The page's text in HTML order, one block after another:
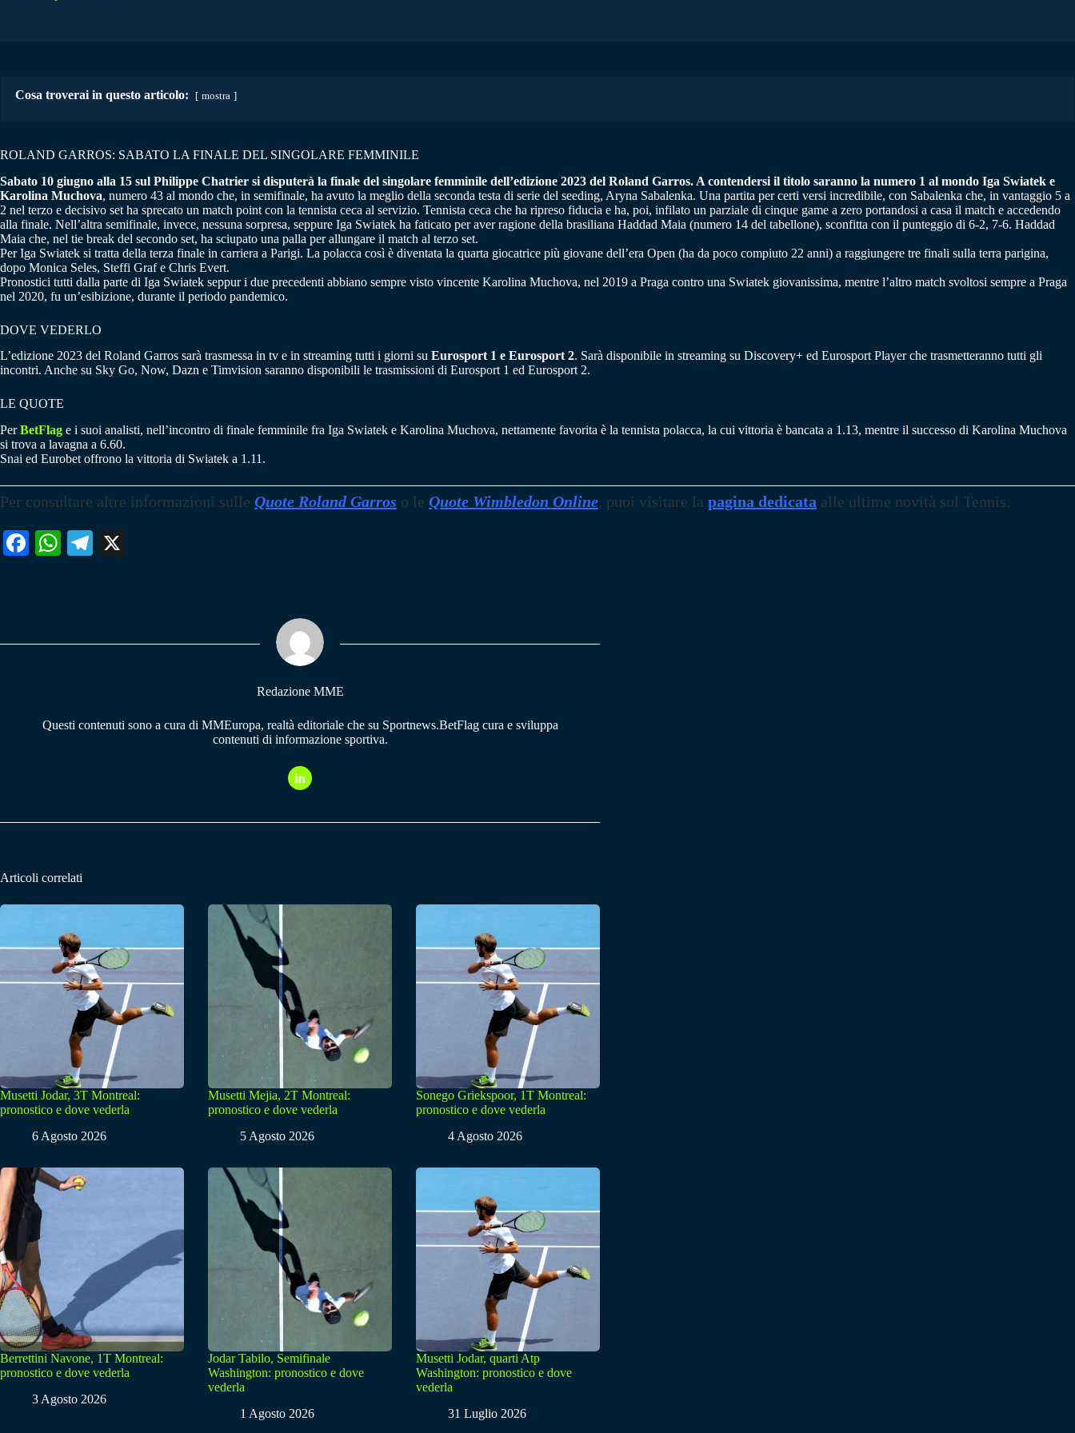
Cosa troverai in questo articolo: mostra
ROLAND GARROS: SABATO LA FINALE DEL SINGOLARE FEMMINILE
Sabato 10 giugno alla 15 sul Philippe Chatrier si disputerà la finale del singolare femminile dell’edizione 2023 del Roland Garros. A contendersi il titolo saranno la numero 1 al mondo Iga Swiatek e
Karolina Muchova, numero 43 al mondo che, in semifinale, ha avuto la meglio della seconda testa di serie del seeding, Aryna Sabalenka. Una partita per certi versi incredibile, con Sabalenka che, in vantaggio 5 a
2 nel terzo e decisivo set ha sprecato un match point con la tennista ceca al servizio. Tennista ceca che ha ripreso fiducia e ha, poi, infilato un parziale di cinque game a zero portandosi a casa il match e accedendo
alla finale. Nell’altra semifinale, invece, nessuna sorpresa, seppure Iga Swiatek ha faticato per aver ragione della brasiliana Haddad Maia (numero 14 del tabellone), sconfitta con il punteggio di 6-2, 7-6. Haddad
Maia che, nel tie break del secondo set, ha sciupato una palla per allungare il match al terzo set.
Per Iga Swiatek si tratta della terza finale in carriera a Parigi. La polacca così è diventata la quarta giocatrice più giovane dell’era Open (ha da poco compiuto 22 anni) a raggiungere tre finali sulla terra parigina,
dopo Monica Seles, Steffi Graf e Chris Evert.
Pronostici tutti dalla parte di Iga Swiatek seppur i due precedenti abbiano sempre visto vincente Karolina Muchova, nel 2019 a Praga contro una Swiatek giovanissima, mentre l’altro match svoltosi sempre a Praga
nel 2020, fu un’esibizione, durante il periodo pandemico.
DOVE VEDERLO
L’edizione 2023 del Roland Garros sarà trasmessa in tv e in streaming tutti i giorni su Eurosport 1 e Eurosport 2. Sarà disponibile in streaming su Discovery+ ed Eurosport Player che trasmetteranno tutti gli
incontri. Anche su Sky Go, Now, Dazn e Timvision saranno disponibili le trasmissioni di Eurosport 1 ed Eurosport 2.
LE QUOTE
PerBetFlag e i suoi analisti, nell’incontro di finale femminile fra Iga Swiatek e Karolina Muchova, nettamente favorita è la tennista polacca, la cui vittoria è bancata a 1.13, mentre il successo di Karolina Muchova
si trova a lavagna a 6.60.
Snai ed Eurobet offrono la vittoria di Swiatek a 1.11.
Per consultare altre informazioni sulle Quote Roland Garros o le Quote Wimbledon Online, puoi visitare la pagina dedicata alle ultime novità sul Tennis.
Fa W
pp
Te
m
Redazione MME
Questi contenuti sono a cura di MMEuropa, realtà editoriale che su Sportnews.BetFlag cura e sviluppa
contenuti di informazione sportiva.
Articoli correlati
Musetti Jodar, 3T Montreal:
pronostico e dove vederla
6 Agosto 2026
Musetti Mejia, 2T Montreal:
pronostico e dove vederla
5 Agosto 2026
Sonego Griekspoor, 1T Montreal:
pronostico e dove vederla
4 Agosto 2026
Berrettini Navone, 1T Montreal:
pronostico e dove vederla
3 Agosto 2026
Jodar Tabilo, Semifinale
Washington: pronostico e dove
vederla
1 Agosto 2026
Musetti Jodar, quarti Atp
Washington: pronostico e dove
vederla
31 Luglio 2026